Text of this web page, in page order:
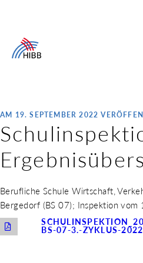
INSTITUT FÜR
SCHULEN
AM 19. SEPTEMBER 2022
Berufliche Schule Wirtschaft,
Bergedorf (BS 07); Inspektion
BS-07-3.-ZYKLUS-